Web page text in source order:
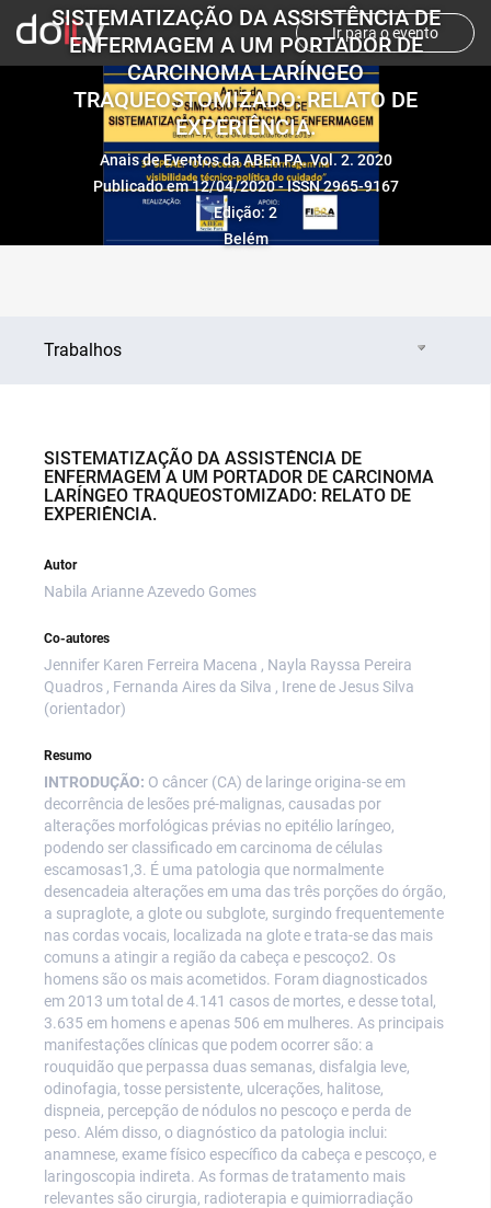
Ir para o evento
SISTEMATIZAÇÃO DA ASSISTÊNCIA DE
ENFERMAGEM A UM PORTADOR DE
CARCINOMA LARÍNGEO
TRAQUEOSTOMIZADO: RELATO DE
EXPERIÊNCIA.
Anais de Eventos da ABEn PA. Vol. 2. 2020
Publicado em 12/04/2020 - ISSN 2965-9167
Edição: 2
Belém
Trabalhos
SISTEMATIZAÇÃO DA ASSISTÊNCIA DE
ENFERMAGEM A UM PORTADOR DE CARCINOMA
LARÍNGEO TRAQUEOSTOMIZADO: RELATO DE
EXPERIÊNCIA.
Autor
Nabila Arianne Azevedo Gomes
Co-autores
Jennifer Karen Ferreira Macena , Nayla Rayssa Pereira
Quadros , Fernanda Aires da Silva , Irene de Jesus Silva
(orientador)
Resumo
INTRODUÇÃO: O câncer (CA) de laringe origina-se em
decorrência de lesões pré-malignas, causadas por
alterações morfológicas prévias no epitélio laríngeo,
podendo ser classificado em carcinoma de células
escamosas1,3. É uma patologia que normalmente
desencadeia alterações em uma das três porções do órgão,
a supraglote, a glote ou subglote, surgindo frequentemente
nas cordas vocais, localizada na glote e trata-se das mais
comuns a atingir a região da cabeça e pescoço2. Os
homens são os mais acometidos. Foram diagnosticados
em 2013 um total de 4.141 casos de mortes, e desse total,
3.635 em homens e apenas 506 em mulheres. As principais
manifestações clínicas que podem ocorrer são: a
rouquidão que perpassa duas semanas, disfalgia leve,
odinofagia, tosse persistente, ulcerações, halitose,
dispneia, percepção de nódulos no pescoço e perda de
peso. Além disso, o diagnóstico da patologia inclui:
anamnese, exame físico específico da cabeça e pescoço, e
laringoscopia indireta. As formas de tratamento mais
relevantes são cirurgia, radioterapia e quimiorradiação